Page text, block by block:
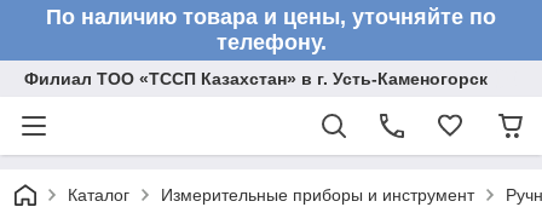
По наличию товара и цены, уточняйте по
телефону.
Филиал ТОО «ТССП Казахстан» в г. Усть-Каменогорск
Каталог Измерительные приборы и инструмент